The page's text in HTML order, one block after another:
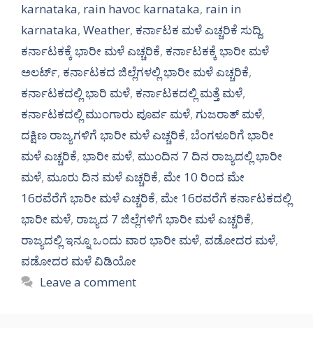
karnataka, rain havoc karnataka, rain in
karnataka, Weather, ಕರ್ನಾಟಕ ಮಳೆ ಎಚ್ಚರಿಕೆ ಸುದ್ದಿ,
ಕರ್ನಾಟಕಕ್ಕೆ ಭಾರೀ ಮಳೆ ಎಚ್ಚರಿಕೆ, ಕರ್ನಾಟಕಕ್ಕೆ ಭಾರೀ ಮಳೆ
ಅಲರ್ಟ್‌, ಕರ್ನಾಟಕದ ಜಿಲ್ಲೆಗಳಲ್ಲಿ ಭಾರೀ ಮಳೆ ಎಚ್ಚರಿಕೆ,
ಕರ್ನಾಟಕದಲ್ಲಿ ಭಾರಿ ಮಳೆ, ಕರ್ನಾಟಕದಲ್ಲಿ ಮತ್ತೆ ಮಳೆ,
ಕರ್ನಾಟಕದಲ್ಲಿ ಮುಂಗಾರು ಪೂರ್ವ ಮಳೆ, ಗುಜರಾತ್ ಮಳೆ,
ದಕ್ಷಿಣ ರಾಜ್ಯಗಳಿಗೆ ಭಾರೀ ಮಳೆ ಎಚ್ಚರಿಕೆ, ಬೆಂಗಳೂರಿಗೆ ಭಾರೀ
ಮಳೆ ಎಚ್ಚರಿಕೆ, ಭಾರೀ ಮಳೆ, ಮುಂದಿನ 7 ದಿನ ರಾಜ್ಯದಲ್ಲಿ ಭಾರೀ
ಮಳೆ, ಮೂರು ದಿನ ಮಳೆ ಎಚ್ಚರಿಕೆ, ಮೇ 10 ರಿಂದ ಮೇ
16ರವೆರೆಗೆ ಭಾರೀ ಮಳೆ ಎಚ್ಚರಿಕೆ, ಮೇ 16ರವರೆಗೆ ಕರ್ನಾಟಕದಲ್ಲಿ
ಭಾರೀ ಮಳೆ, ರಾಜ್ಯದ 7 ಜಿಲ್ಲೆಗಳಿಗೆ ಭಾರೀ ಮಳೆ ಎಚ್ಚರಿಕೆ,
ರಾಜ್ಯದಲ್ಲಿ ಇನ್ನೂ ಒಂದು ವಾರ ಭಾರೀ ಮಳೆ, ವಡೋದರ ಮಳೆ,
ವಡೋದರ ಮಳೆ ವಿಡಿಯೋ
Leave a comment